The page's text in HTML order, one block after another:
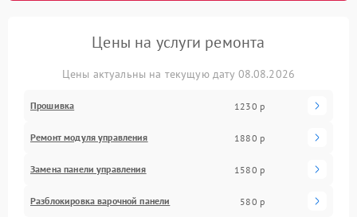
Цены на услуги ремонта
Цены актуальны на текущую дату 08.08.2026
Прошивка 1230 р
Ремонт модуля управления 1880 р
Замена панели управления 1580 р
Разблокировка варочной панели 580 р